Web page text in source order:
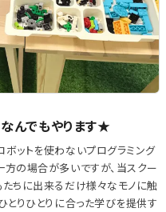
なんでもやります★
ットを使わないプログラミング
方の場合が多いですが、当スクー
ちに出来るだけ様々なモノに触
とりひとりに合った学びを提供す